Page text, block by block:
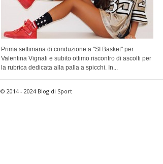
Prima settimana di conduzione a "SI Basket" per
Valentina Vignali e subito ottimo riscontro di ascolti per
la rubrica dedicata alla palla a spicchi. In...
© 2014 - 2024 Blog di Sport